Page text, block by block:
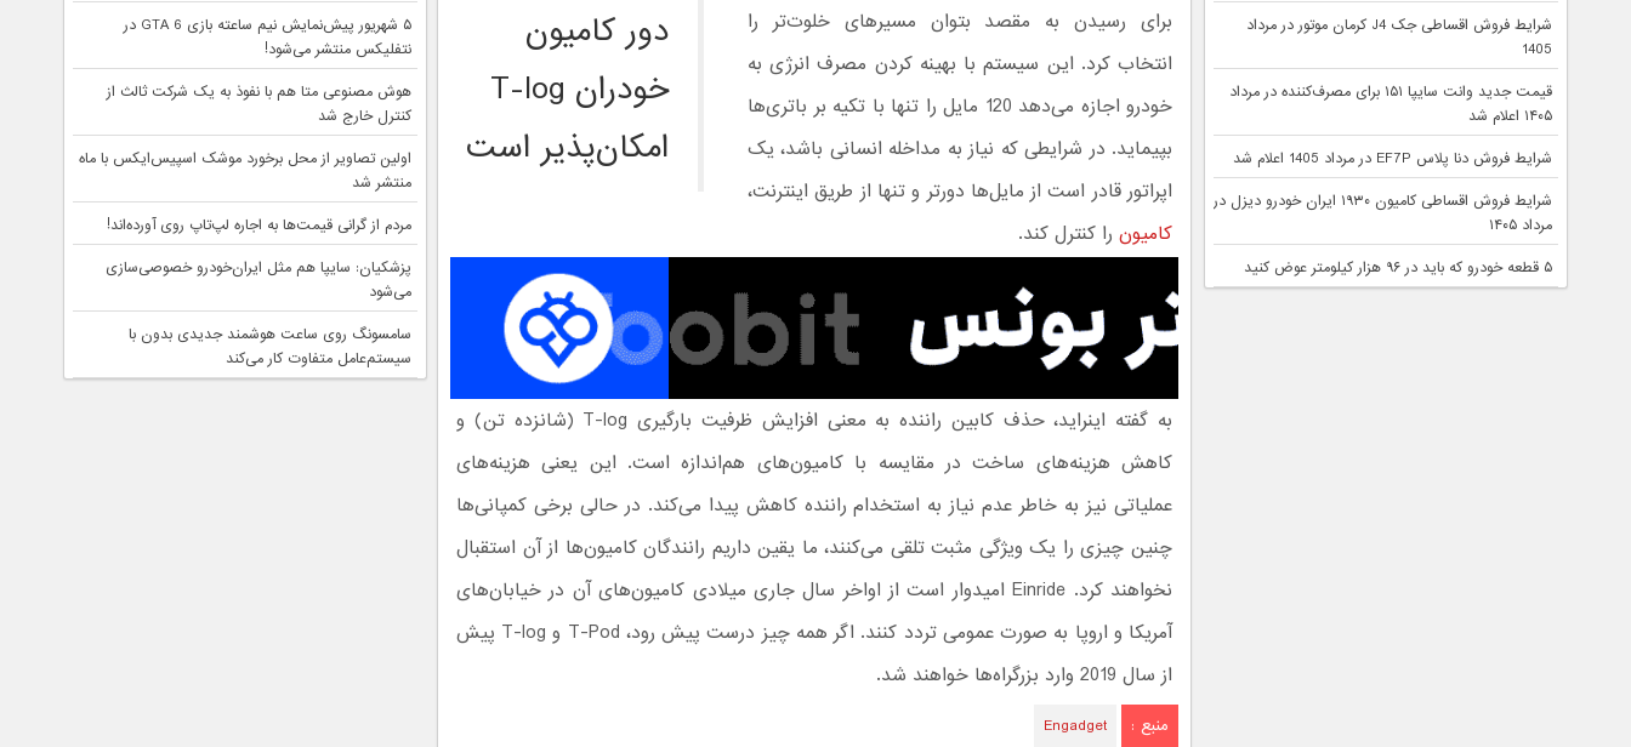
دور کامیون
خودران T-log
امکان‌پذیر است
برای رسیدن به مقصد بتوان مسیرهای خلوت‌تر را
انتخاب کرد. این سیستم با بهینه کردن مصرف انرژی به
خودرو اجازه می‌دهد 120 مایل را تنها با تکیه بر باتری‌ها
بپیماید. در شرایطی که نیاز به مداخله انسانی باشد، یک
اپراتور قادر است از مایل‌ها دورتر و تنها از طریق اینترنت،
کامیون را کنترل کند.
به گفته اینراید، حذف کابین راننده به معنی افزایش ظرفیت بارگیری T-log (شانزده تن) و
کاهش هزینه‌های ساخت در مقایسه با کامیون‌های هم‌اندازه است. این یعنی هزینه‌های
عملیاتی نیز به خاطر عدم نیاز به استخدام راننده کاهش پیدا می‌کند. در حالی برخی کمپانی‌ها
چنین چیزی را یک ویژگی مثبت تلقی می‌کنند، ما یقین داریم رانندگان کامیون‌ها از آن استقبال
نخواهند کرد. Einride امیدوار است از اواخر سال جاری میلادی کامیون‌های آن در خیابان‌های
آمریکا و اروپا به صورت عمومی تردد کنند. اگر همه چیز درست پیش رود، T-Pod و T-log پیش
از سال 2019 وارد بزرگراه‌ها خواهند شد.
منبع : Engadget
شرایط فروش اقساطی جک J4 کرمان موتور در مرداد
1405
قیمت جدید وانت سایپا ۱۵۱ برای مصرف‌کننده در مرداد
۱۴۰۵ اعلام شد
شرایط فروش دنا پلاس EF7P در مرداد 1405 اعلام شد
شرایط فروش اقساطی کامیون ۱۹۳۰ ایران خودرو دیزل در
مرداد ۱۴۰۵
۵ قطعه خودرو که باید در ۹۶ هزار کیلومتر عوض کنید
۵ شهریور پیش‌نمایش نیم ساعته بازی GTA 6 در
نتفلیکس منتشر می‌شود!
هوش مصنوعی متا هم با نفوذ به یک شرکت ثالث از
کنترل خارج شد
اولین تصاویر از محل برخورد موشک اسپیس‌ایکس با ماه
منتشر شد
مردم از گرانی قیمت‌ها به اجاره لپ‌تاپ روی آورده‌اند!
پزشکیان: سایپا هم مثل ایران‌خودرو خصوصی‌سازی
می‌شود
سامسونگ روی ساعت هوشمند جدیدی بدون با
سیستم‌عامل متفاوت کار می‌کند